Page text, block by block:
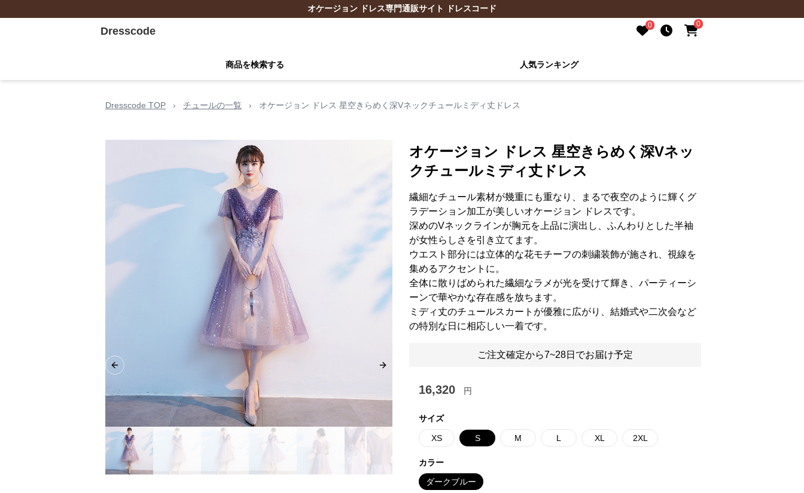
オケージョン ドレス専門通販サイト ドレスコード
Dresscode 0 0
商品を検索する 人気ランキング
Dresscode TOP › チュールの一覧 › オケージョン ドレス 星空きらめく深Vネックチュールミディ丈ドレス
Previous slide Next slide
オケージョン ドレス 星空きらめく深Vネッ
クチュールミディ丈ドレス
繊細なチュール素材が幾重にも重なり、まるで夜空のように輝くグ
ラデーション加工が美しいオケージョン ドレスです。
深めのVネックラインが胸元を上品に演出し、ふんわりとした半袖
が女性らしさを引き立てます。
ウエスト部分には立体的な花モチーフの刺繍装飾が施され、視線を
集めるアクセントに。
全体に散りばめられた繊細なラメが光を受けて輝き、パーティーシ
ーンで華やかな存在感を放ちます。
ミディ丈のチュールスカートが優雅に広がり、結婚式や二次会など
の特別な日に相応しい一着です。
ご注文確定から7~28日でお届け予定
16,320 円
サイズ
XS S M L XL 2XL
カラー
ダークブルー